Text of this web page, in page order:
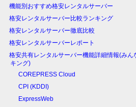
機能別おすすめ格安レンタルサーバー
格安レンタルサーバー比較ランキング
格安レンタルサーバー徹底比較
格安レンタルサーバーレポート
格安共有レンタルサーバー機能詳細情報(みん
キング)
COREPRESS Cloud
CPI (KDDI)
ExpressWeb